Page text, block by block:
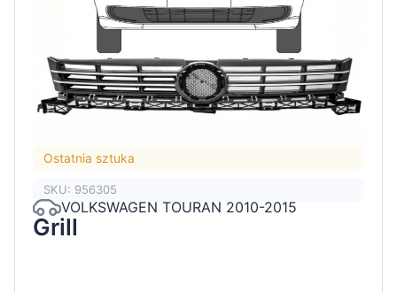
Ostatnia sztuka
SKU: 956305
VOLKSWAGEN TOURAN 2010-2015
Grill